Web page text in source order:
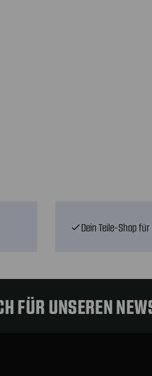
checkDein Teile-Shop
FÜR UNSEREN